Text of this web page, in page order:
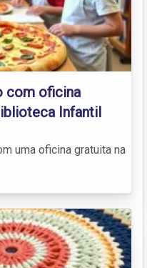
com oficina
Infantil
uma oficina gratuita na